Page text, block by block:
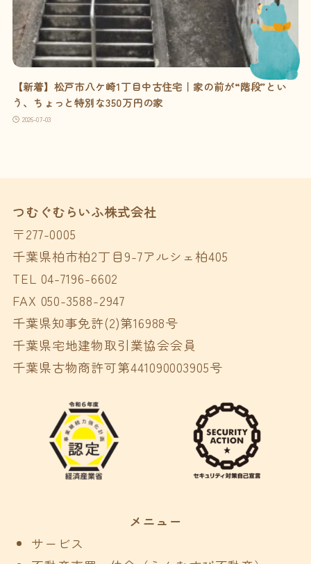
【新着】松戸市八ケ崎1丁目中古住宅｜家の前が“階段”とい
う、ちょっと特別な350万円の家
2026-07-03
つむぐむらいふ株式会社
〒277-0005
千葉県柏市柏2丁目9-7アルシェ柏405
TEL 04-7196-6602
FAX 050-3588-2947
千葉県知事免許(2)第16988号
千葉県宅地建物取引業協会会員
千葉県古物商許可第441090003905号
メニュー
サービス